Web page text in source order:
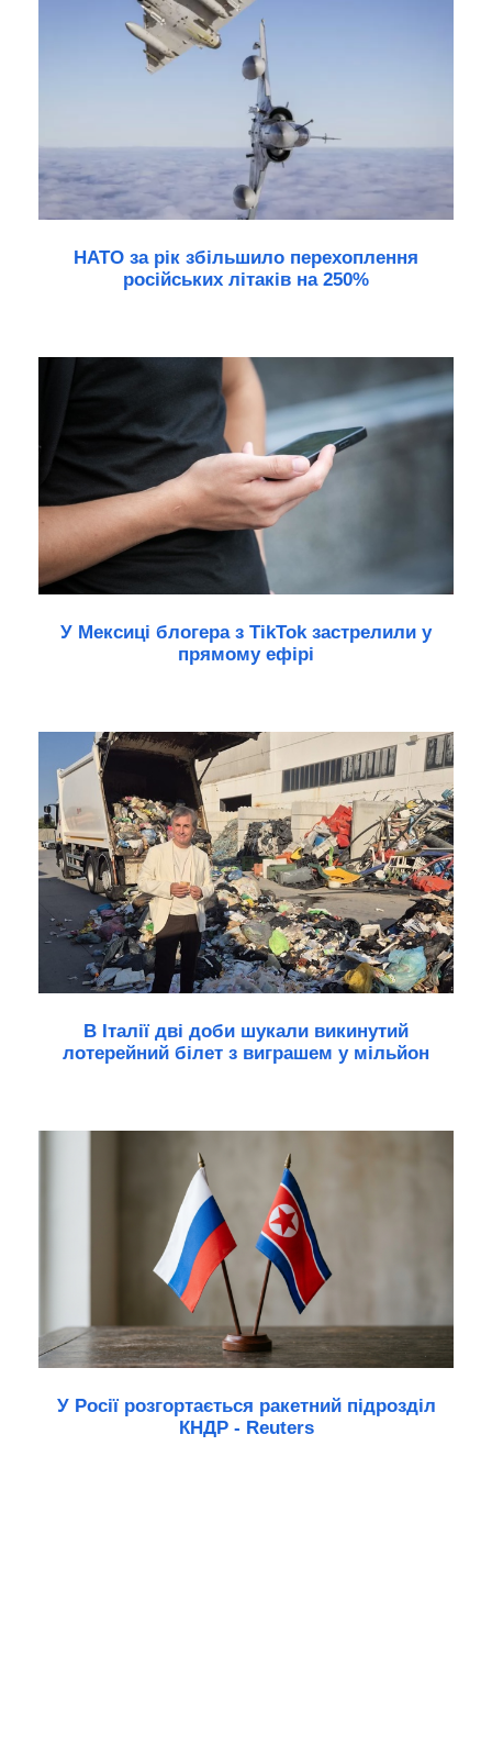
НАТО за рік збільшило перехоплення
російських літаків на 250%
У Мексиці блогера з TikTok застрелили у
прямому ефірі
В Італії дві доби шукали викинутий
лотерейний білет з виграшем у мільйон
У Росії розгортається ракетний підрозділ
КНДР - Reuters